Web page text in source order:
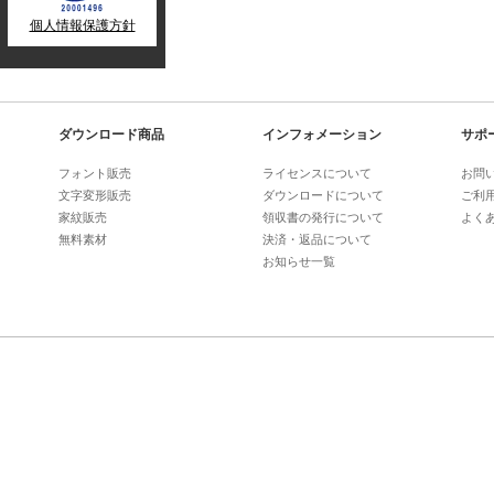
個人情報保護方針
ダウンロード商品
フォント販売
文字変形販売
家紋販売
無料素材
インフォメーション
ライセンスについて
ダウンロードについて
領収書の発行について
決済・返品について
お知らせ一覧
サポ
お問
ご利
よく